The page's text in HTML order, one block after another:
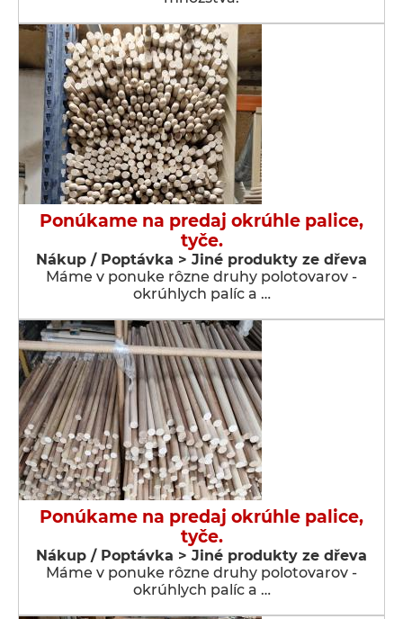
Ponúkame na predaj okrúhle palice,
tyče.
Nákup / Poptávka > Jiné produkty ze dřeva
Máme v ponuke rôzne druhy polotovarov -
okrúhlych palíc a …
Ponúkame na predaj okrúhle palice,
tyče.
Nákup / Poptávka > Jiné produkty ze dřeva
Máme v ponuke rôzne druhy polotovarov -
okrúhlych palíc a …